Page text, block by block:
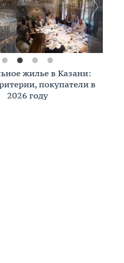
жилье в Казани:
покупатели в
2026 году